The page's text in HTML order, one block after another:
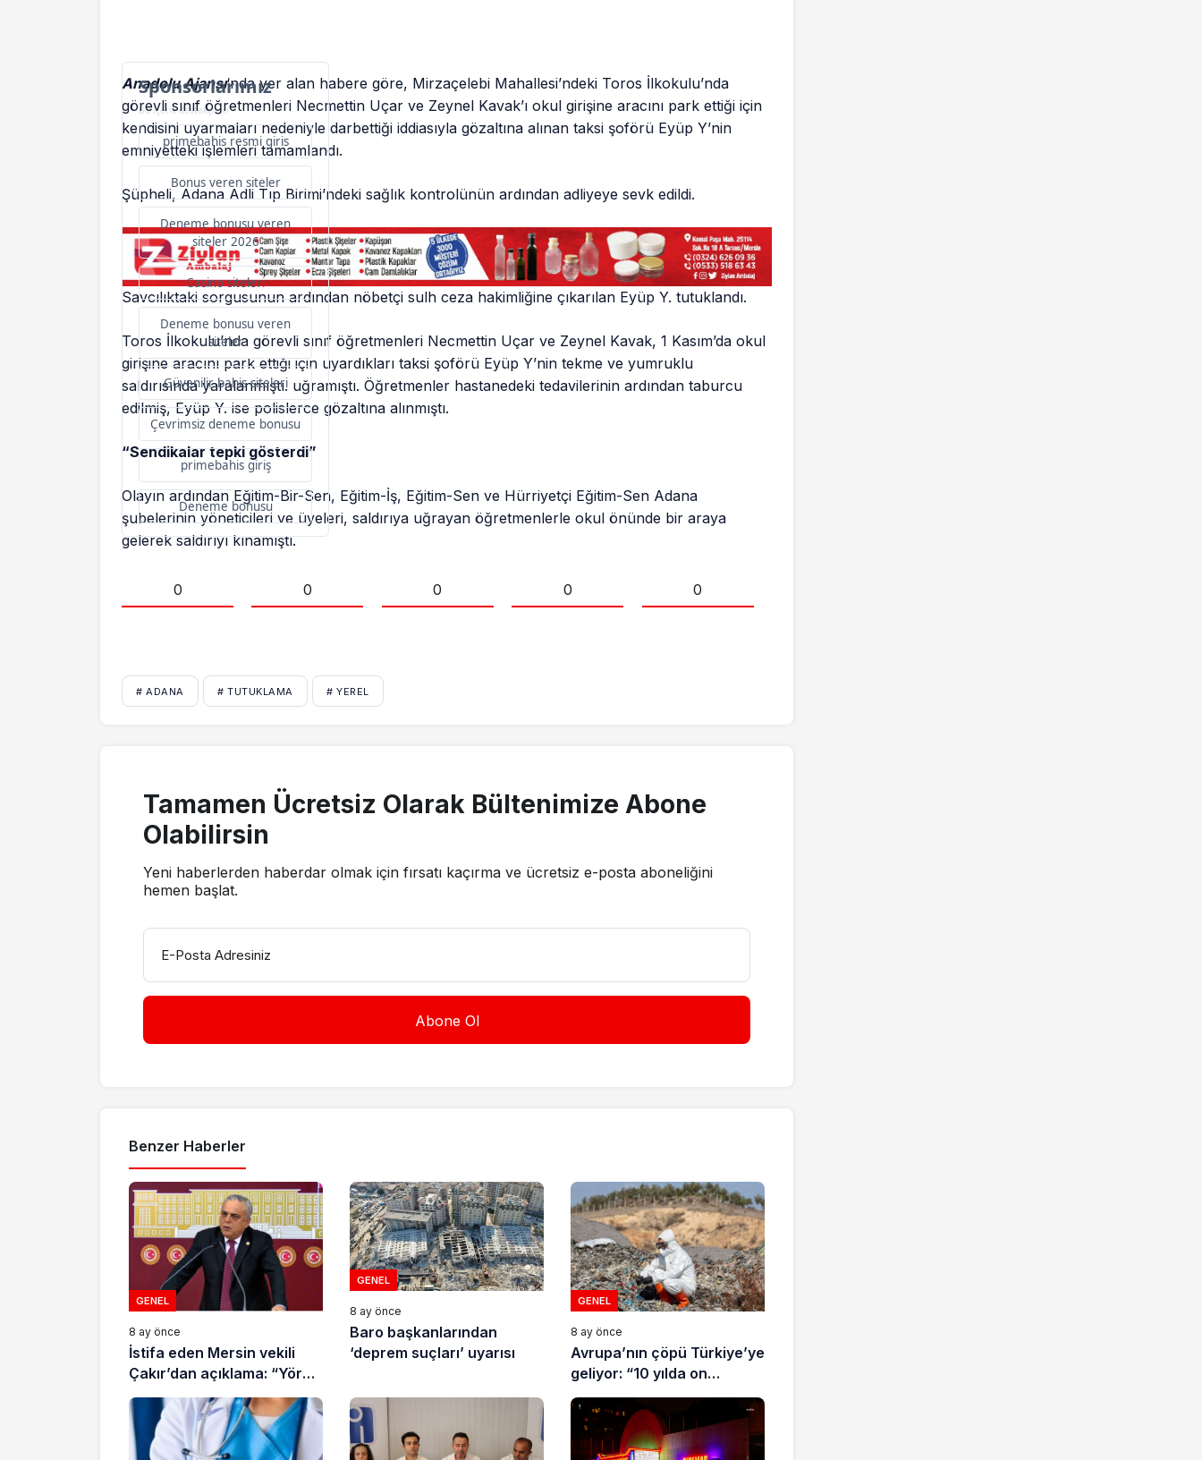
Sponsorlarımız
Bu içerik destekçileri
primebahis resmi giris
Bonus veren siteler
Deneme bonusu veren
siteler 2026
Casino siteleri
Deneme bonusu veren
siteler
Güvenilir bahis siteleri
Çevrimsiz deneme bonusu
primebahis giriş
Deneme bonusu
Anadolu Ajansı‘nda yer alan habere göre, Mirzaçelebi Mahallesi’ndeki Toros İlkokulu’nda
görevli sınıf öğretmenleri Necmettin Uçar ve Zeynel Kavak’ı okul girişine aracını park ettiği için
kendisini uyarmaları nedeniyle darbettiği iddiasıyla gözaltına alınan taksi şoförü Eyüp Y’nin
emniyetteki işlemleri tamamlandı.
Şüpheli, Adana Adli Tıp Birimi’ndeki sağlık kontrolünün ardından adliyeye sevk edildi.
Savcılıktaki sorgusunun ardından nöbetçi sulh ceza hakimliğine çıkarılan Eyüp Y. tutuklandı.
Toros İlkokulu’nda görevli sınıf öğretmenleri Necmettin Uçar ve Zeynel Kavak, 1 Kasım’da okul
girişine aracını park ettiği için uyardıkları taksi şoförü Eyüp Y’nin tekme ve yumruklu
saldırısında yaralanmıştı. uğramıştı. Öğretmenler hastanedeki tedavilerinin ardından taburcu
edilmiş, Eyüp Y. ise polislerce gözaltına alınmıştı.
“Sendikalar tepki gösterdi”
Olayın ardından Eğitim-Bir-Sen, Eğitim-İş, Eğitim-Sen ve Hürriyetçi Eğitim-Sen Adana
şubelerinin yöneticileri ve üyeleri, saldırıya uğrayan öğretmenlerle okul önünde bir araya
gelerek saldırıyı kınamıştı.
0 0 0 0 0
# ADANA # TUTUKLAMA # YEREL
Tamamen Ücretsiz Olarak Bültenimize Abone
Olabilirsin
Yeni haberlerden haberdar olmak için fırsatı kaçırma ve ücretsiz e-posta aboneliğini
hemen başlat.
E-Posta Adresiniz
Benzer Haberler
GENEL
8 ay önce
İstifa eden Mersin vekili
Çakır’dan açıklama: “Yörük
çocuğu, suçlanan
adamların önüne gelip
ifade vermez”
GENEL
8 ay önce
Baro başkanlarından
‘deprem suçları’ uyarısı
GENEL
8 ay önce
Avrupa’nın çöpü Türkiye’ye
geliyor: “10 yılda on
milyonlarca atık ihracı”